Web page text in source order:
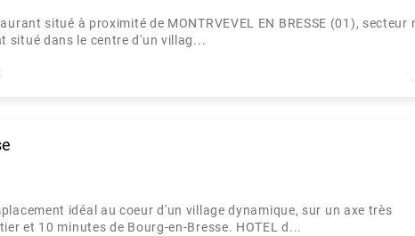
situé à proximité de MONTRVEVEL EN BRESSE (01), secteur
situé dans le centre d'un villag...
idéal au coeur d'un village dynamique, sur un axe très
et 10 minutes de Bourg-en-Bresse. HOTEL d...